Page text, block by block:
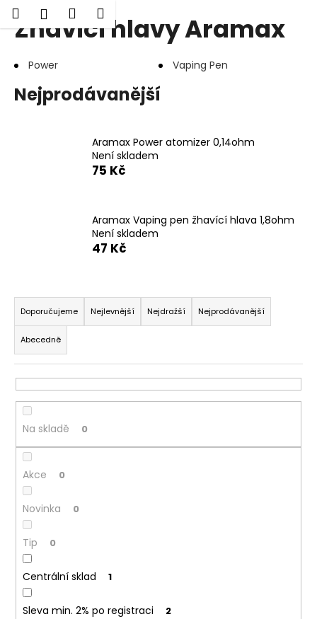
Přejít
HledatPřihlášení
Nákupní
košík
Žhavící hlavy Aramax
Power Vaping Pen
Nejprodávanější
Aramax Power atomizer 0,14ohm
Není skladem
75 Kč
Aramax Vaping pen žhavící hlava 1,8ohm
Není skladem
47 Kč
Ř
a
z
e
n
í
p
o
d
u
k
ů
Doporučujeme Nejlevnější Nejdražší Nejprodávanější
Abecedně
Na skladě 0
Akce 0
Novinka 0
Tip 0
Centrální sklad 1
Sleva min. 2% po registraci 2
o Zpět
Zpět
o
e
n
a
j
í
t
?
D
o
p
o